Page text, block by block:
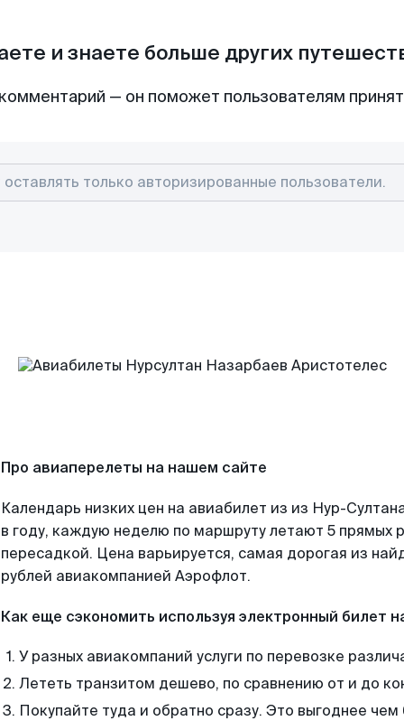
и знаете больше других
— он поможет пользователям
Про авиаперелеты на нашем сайте
Календарь низких цен на авиабилет из из Нур-
в году, каждую неделю по маршруту летают 5 прямых
пересадкой. Цена варьируется, самая дорогая из
рублей авиакомпанией Аэрофлот.
Как еще сэкономить используя электронный билет
У разных авиакомпаний услуги по перевозке
Лететь транзитом дешево, по сравнению от и до
Покупайте туда и обратно сразу. Это выгоднее